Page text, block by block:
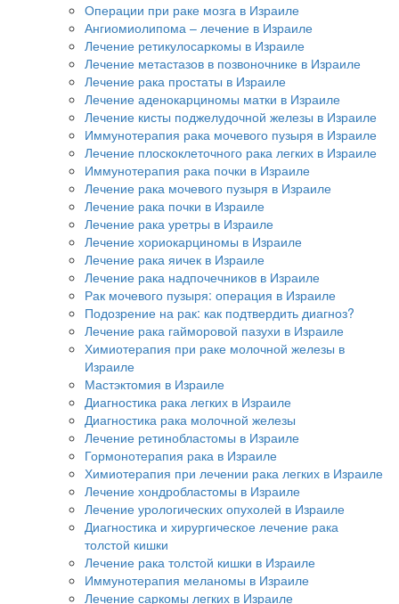
Операции при раке мозга в Израиле
Ангиомиолипома – лечение в Израиле
Лечение ретикулосаркомы в Израиле
Лечение метастазов в позвоночнике в Израиле
Лечение рака простаты в Израиле
Лечение аденокарциномы матки в Израиле
Лечение кисты поджелудочной железы в Израиле
Иммунотерапия рака мочевого пузыря в Израиле
Лечение плоскоклеточного рака легких в Израиле
Иммунотерапия рака почки в Израиле
Лечение рака мочевого пузыря в Израиле
Лечение рака почки в Израиле
Лечение рака уретры в Израиле
Лечение хориокарциномы в Израиле
Лечение рака яичек в Израиле
Лечение рака надпочечников в Израиле
Рак мочевого пузыря: операция в Израиле
Подозрение на рак: как подтвердить диагноз?
Лечение рака гайморовой пазухи в Израиле
Химиотерапия при раке молочной железы в
Израиле
Мастэктомия в Израиле
Диагностика рака легких в Израиле
Диагностика рака молочной железы
Лечение ретинобластомы в Израиле
Гормонотерапия рака в Израиле
Химиотерапия при лечении рака легких в Израиле
Лечение хондробластомы в Израиле
Лечение урологических опухолей в Израиле
Диагностика и хирургическое лечение рака
толстой кишки
Лечение рака толстой кишки в Израиле
Иммунотерапия меланомы в Израиле
Лечение саркомы легких в Израиле